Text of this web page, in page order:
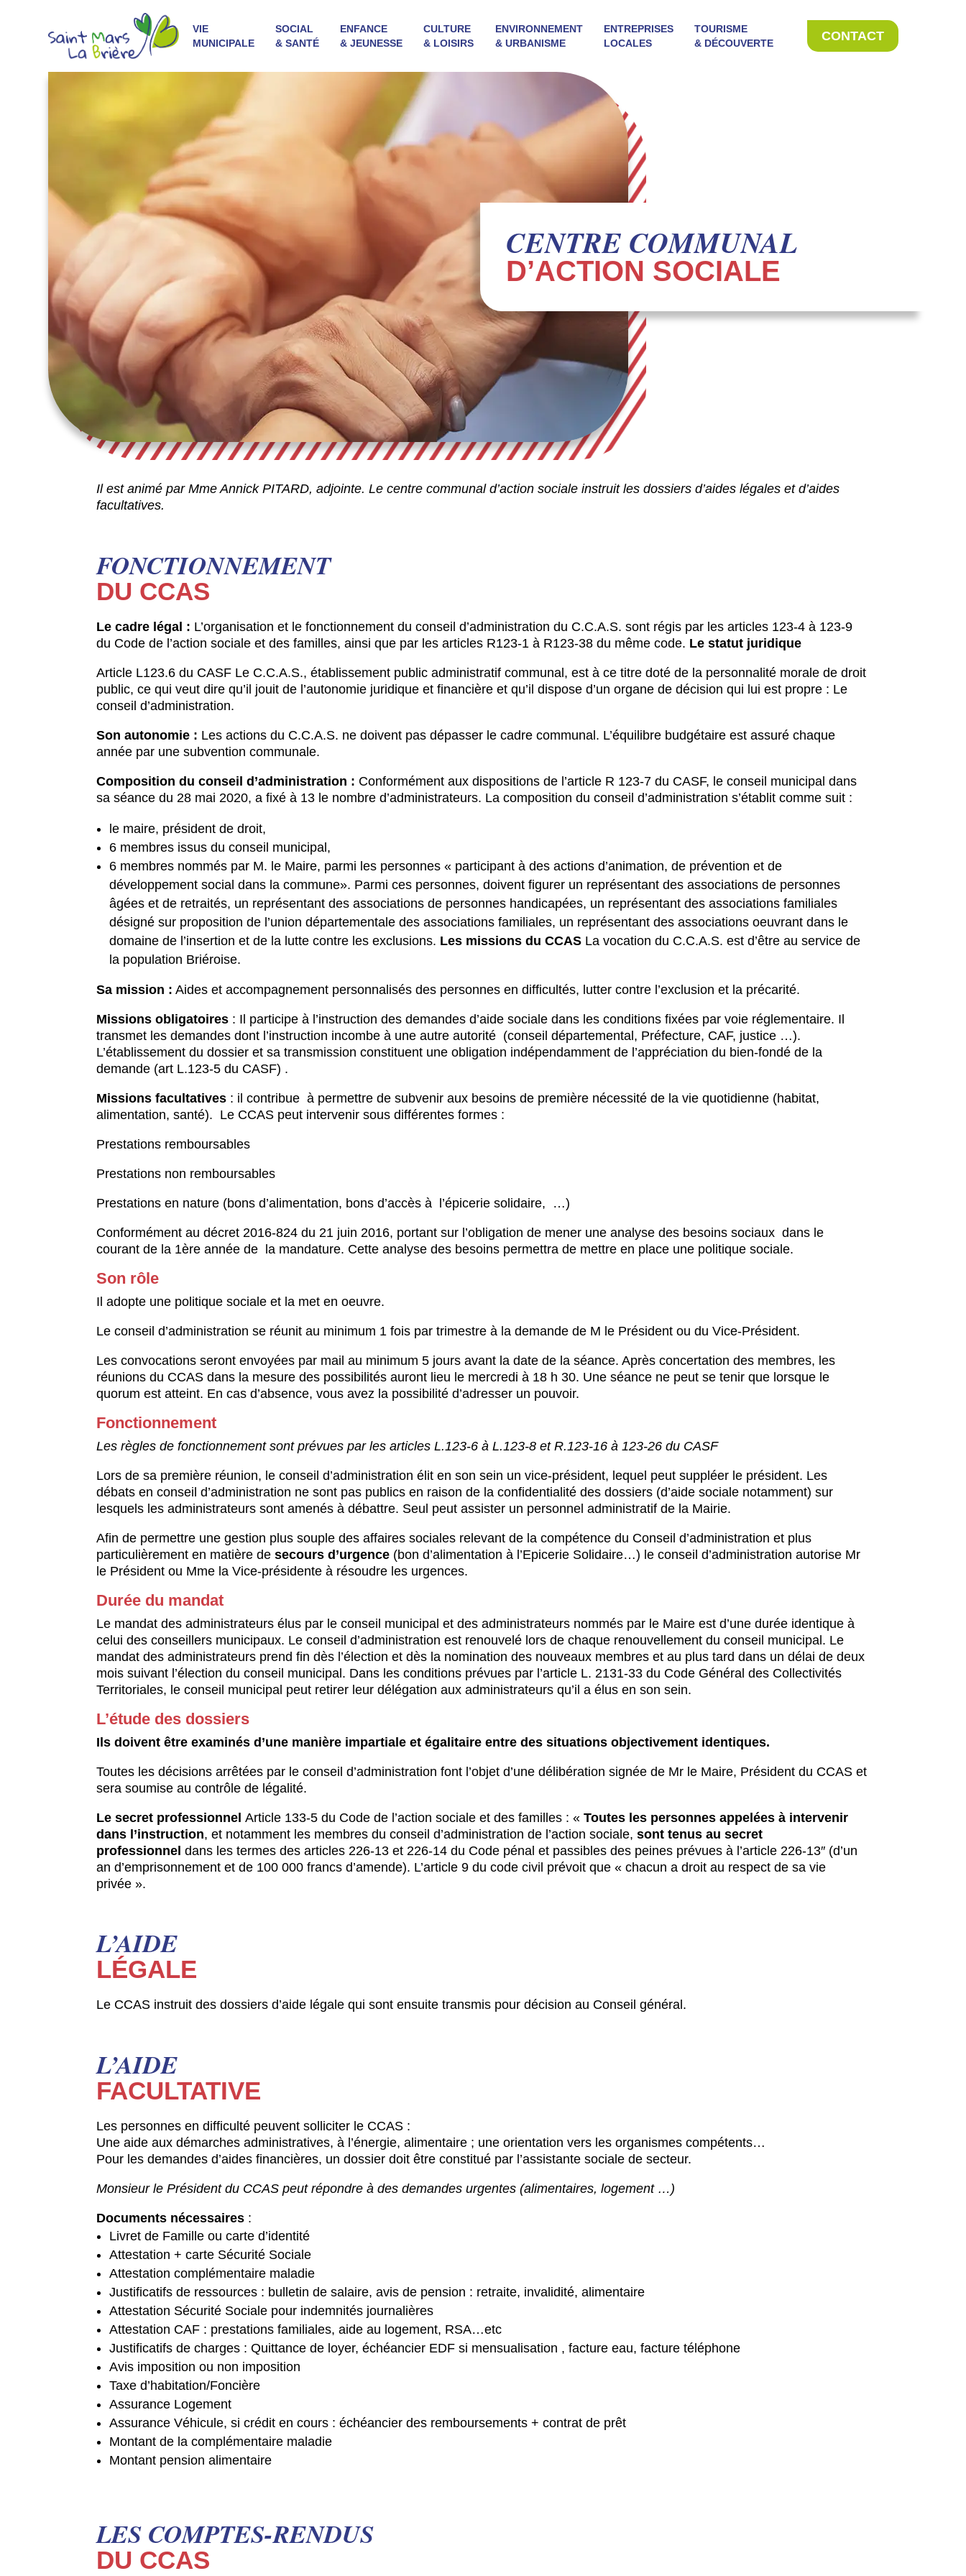
VIE
MUNICIPALE
SOCIAL
& SANTÉ
ENFANCE
& JEUNESSE
CULTURE
& LOISIRS
ENVIRONNEMENT
& URBANISME
ENTREPRISES
LOCALES
TOURISME
& DÉCOUVERTE
CONTACT
CENTRE COMMUNAL
D’ACTION SOCIALE
Il est animé par Mme Annick PITARD, adjointe. Le centre communal d’action sociale instruit les dossiers d’aides légales et d’aides
facultatives.
FONCTIONNEMENT
DU CCAS
Le cadre légal : L’organisation et le fonctionnement du conseil d’administration du C.C.A.S. sont régis par les articles 123-4 à 123-9
du Code de l’action sociale et des familles, ainsi que par les articles R123-1 à R123-38 du même code. Le statut juridique
Article L123.6 du CASF Le C.C.A.S., établissement public administratif communal, est à ce titre doté de la personnalité morale de droit
public, ce qui veut dire qu’il jouit de l’autonomie juridique et financière et qu’il dispose d’un organe de décision qui lui est propre : Le
conseil d’administration.
Son autonomie : Les actions du C.C.A.S. ne doivent pas dépasser le cadre communal. L’équilibre budgétaire est assuré chaque
année par une subvention communale.
Composition du conseil d’administration : Conformément aux dispositions de l’article R 123-7 du CASF, le conseil municipal dans
sa séance du 28 mai 2020, a fixé à 13 le nombre d’administrateurs. La composition du conseil d’administration s’établit comme suit :
le maire, président de droit,
6 membres issus du conseil municipal,
6 membres nommés par M. le Maire, parmi les personnes « participant à des actions d’animation, de prévention et de
développement social dans la commune». Parmi ces personnes, doivent figurer un représentant des associations de personnes
âgées et de retraités, un représentant des associations de personnes handicapées, un représentant des associations familiales
désigné sur proposition de l’union départementale des associations familiales, un représentant des associations oeuvrant dans le
domaine de l’insertion et de la lutte contre les exclusions. Les missions du CCAS La vocation du C.C.A.S. est d’être au service de
la population Briéroise.
Sa mission : Aides et accompagnement personnalisés des personnes en difficultés, lutter contre l’exclusion et la précarité.
Missions obligatoires : Il participe à l’instruction des demandes d’aide sociale dans les conditions fixées par voie réglementaire. Il
transmet les demandes dont l’instruction incombe à une autre autorité (conseil départemental, Préfecture, CAF, justice …).
L’établissement du dossier et sa transmission constituent une obligation indépendamment de l’appréciation du bien-fondé de la
demande (art L.123-5 du CASF) .
Missions facultatives : il contribue à permettre de subvenir aux besoins de première nécessité de la vie quotidienne (habitat,
alimentation, santé). Le CCAS peut intervenir sous différentes formes :
Prestations remboursables
Prestations non remboursables
Prestations en nature (bons d’alimentation, bons d’accès à l’épicerie solidaire, …)
Conformément au décret 2016-824 du 21 juin 2016, portant sur l’obligation de mener une analyse des besoins sociaux dans le
courant de la 1ère année de la mandature. Cette analyse des besoins permettra de mettre en place une politique sociale.
Son rôle
Il adopte une politique sociale et la met en oeuvre.
Le conseil d’administration se réunit au minimum 1 fois par trimestre à la demande de M le Président ou du Vice-Président.
Les convocations seront envoyées par mail au minimum 5 jours avant la date de la séance. Après concertation des membres, les
réunions du CCAS dans la mesure des possibilités auront lieu le mercredi à 18 h 30. Une séance ne peut se tenir que lorsque le
quorum est atteint. En cas d’absence, vous avez la possibilité d’adresser un pouvoir.
Fonctionnement
Les règles de fonctionnement sont prévues par les articles L.123-6 à L.123-8 et R.123-16 à 123-26 du CASF
Lors de sa première réunion, le conseil d’administration élit en son sein un vice-président, lequel peut suppléer le président. Les
débats en conseil d’administration ne sont pas publics en raison de la confidentialité des dossiers (d’aide sociale notamment) sur
lesquels les administrateurs sont amenés à débattre. Seul peut assister un personnel administratif de la Mairie.
Afin de permettre une gestion plus souple des affaires sociales relevant de la compétence du Conseil d’administration et plus
particulièrement en matière de secours d’urgence (bon d’alimentation à l’Epicerie Solidaire…) le conseil d’administration autorise Mr
le Président ou Mme la Vice-présidente à résoudre les urgences.
Durée du mandat
Le mandat des administrateurs élus par le conseil municipal et des administrateurs nommés par le Maire est d’une durée identique à
celui des conseillers municipaux. Le conseil d’administration est renouvelé lors de chaque renouvellement du conseil municipal. Le
mandat des administrateurs prend fin dès l’élection et dès la nomination des nouveaux membres et au plus tard dans un délai de deux
mois suivant l’élection du conseil municipal. Dans les conditions prévues par l’article L. 2131-33 du Code Général des Collectivités
Territoriales, le conseil municipal peut retirer leur délégation aux administrateurs qu’il a élus en son sein.
L’étude des dossiers
Ils doivent être examinés d’une manière impartiale et égalitaire entre des situations objectivement identiques.
Toutes les décisions arrêtées par le conseil d’administration font l’objet d’une délibération signée de Mr le Maire, Président du CCAS et
sera soumise au contrôle de légalité.
Le secret professionnel Article 133-5 du Code de l’action sociale et des familles : «Toutes les personnes appelées à intervenir
dans l’instruction, et notamment les membres du conseil d’administration de l’action sociale, sont tenus au secret
professionnel dans les termes des articles 226-13 et 226-14 du Code pénal et passibles des peines prévues à l’article 226-13″ (d’un
an d’emprisonnement et de 100 000 francs d’amende). L’article 9 du code civil prévoit que « chacun a droit au respect de sa vie
privée ».
L’AIDE
LÉGALE
Le CCAS instruit des dossiers d’aide légale qui sont ensuite transmis pour décision au Conseil général.
L’AIDE
FACULTATIVE
Les personnes en difficulté peuvent solliciter le CCAS :
Une aide aux démarches administratives, à l’énergie, alimentaire ; une orientation vers les organismes compétents…
Pour les demandes d’aides financières, un dossier doit être constitué par l’assistante sociale de secteur.
Monsieur le Président du CCAS peut répondre à des demandes urgentes (alimentaires, logement …)
Documents nécessaires :
Livret de Famille ou carte d’identité
Attestation + carte Sécurité Sociale
Attestation complémentaire maladie
Justificatifs de ressources : bulletin de salaire, avis de pension : retraite, invalidité, alimentaire
Attestation Sécurité Sociale pour indemnités journalières
Attestation CAF : prestations familiales, aide au logement, RSA…etc
Justificatifs de charges : Quittance de loyer, échéancier EDF si mensualisation , facture eau, facture téléphone
Avis imposition ou non imposition
Taxe d’habitation/Foncière
Assurance Logement
Assurance Véhicule, si crédit en cours : échéancier des remboursements + contrat de prêt
Montant de la complémentaire maladie
Montant pension alimentaire
LES COMPTES-RENDUS
DU CCAS